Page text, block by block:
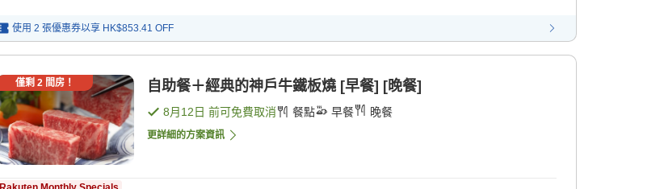
使用 2 張優惠券以享 HK$853.41 OFF
僅剩 2間房！ 自助餐＋經典的神戶牛鐵板燒 [早餐] [晚餐]
8月12日 前可免費取消 餐點 早餐 晚餐
更詳細的方案資訊